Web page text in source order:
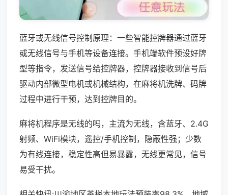
蓝牙或无线信号控制原理：一些智能控牌器通过蓝牙
或无线信号与手机等设备连接。手机端软件预设好牌
型等指令，发送信号给控牌器，控牌器接收到信号后
驱动内部微型电机或机械结构，在麻将机洗牌、码牌
过程中进行干预，达到控牌目的。
麻将机程序是无线的吗，主流为无线，含蓝牙、2.4G
射频、WiFi模块，遥控/手机控制，隐蔽性强；少数
为有线连接，稳定性高但易暴露，无线更常见，信号
易受干扰。